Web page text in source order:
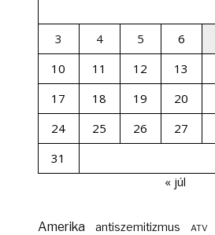
3
4 5 6
10
11 12 13
17
18 19 20
24
25 26 27
31
« júl
Amerika antiszemitizmus ATV